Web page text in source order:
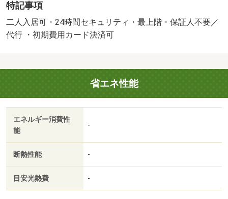
維持費等：町会費１，０００円／月・諸条件については当
社スタッフにお気軽にご相談ください！・バイク置場：な
し・駐輪場：有/定額補修費 60500円
特記事項
二人入居可・24時間セキュリティ・最上階・保証人不要／
代行 ・初期費用カード決済可
省エネ性能
エネルギー消費性
能
-
断熱性能 -
目安光熱費 -